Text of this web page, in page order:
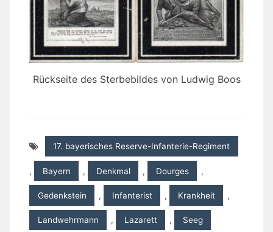
Rückseite des Sterbebildes von Ludwig Boos
17. bayerisches Reserve-Infanterie-Regiment
, Bayern , Denkmal , Dourges ,
Gedenkstein , Infanterist , Krankheit ,
Landwehrmann , Lazarett , Seeg